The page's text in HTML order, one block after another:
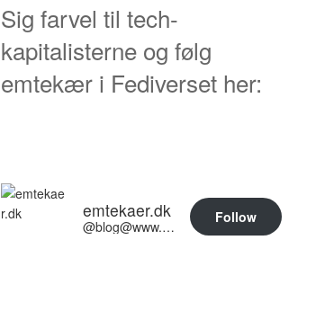
Sig farvel til tech-
kapitalisterne og følg
emtekær i Fediverset her:
emtekaer.dk
@blog@www.emtekaer.dk
Follow